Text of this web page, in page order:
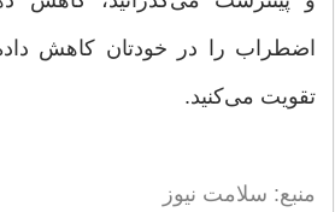
اضطراب را در خودتان کاهش
تقویت می‌کنید.
منبع: سلامت نیوز